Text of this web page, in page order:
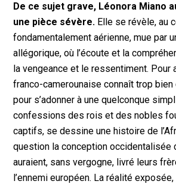
De ce sujet grave, Léonora Miano
une pièce sévère. Elle se révèle, au
fondamentalement aérienne, mue par
allégorique, où l’écoute et la
la vengeance et le ressentiment. Pour
franco-camerounaise connaît trop
pour s’adonner à une quelconque
confessions des rois et des nobles
captifs, se dessine une histoire de
question la conception occidentalisée
auraient, sans vergogne, livré leurs
l’ennemi européen. La réalité